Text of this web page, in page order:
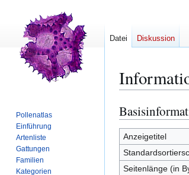
Zur
Navigation
springen
Zur
Suche
springen
Anzeigetitel
Seitenlänge (in
Datei Diskussion
Pollenatlas
Einführung
Artenliste
Gattungen
Familien
Kategorien